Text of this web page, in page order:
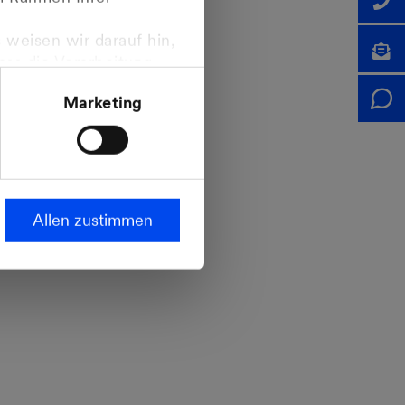
weisen wir darauf hin,
Marketing
Allen zustimmen